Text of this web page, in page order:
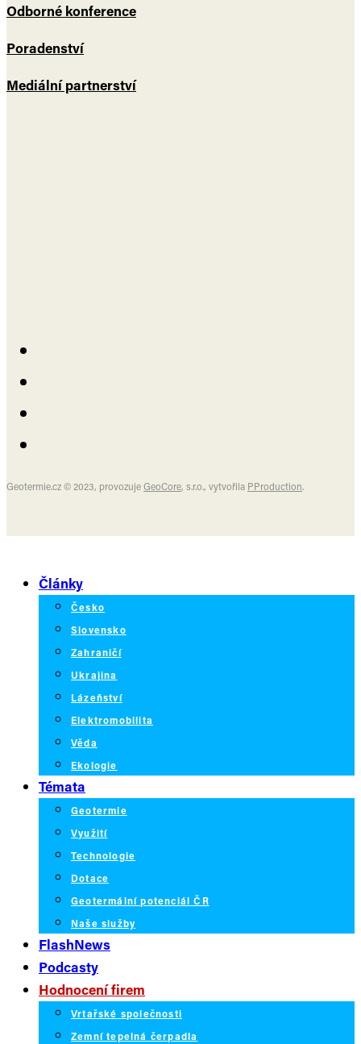
Odborné konference
Poradenství
Mediální partnerství
Geotermie.cz © 2023, provozujeGeoCore, s.r.o., vytvořila PProduction.
Články
Česko
Slovensko
Zahraničí
Ukrajina
Lázeňství
Elektromobilita
Věda
Ekologie
Témata
Geotermie
Využití
Technologie
Dotace
Geotermální potenciál ČR
Naše služby
FlashNews
Podcasty
Hodnocení firem
Vrtařské společnosti
Zemní tepelná čerpadla